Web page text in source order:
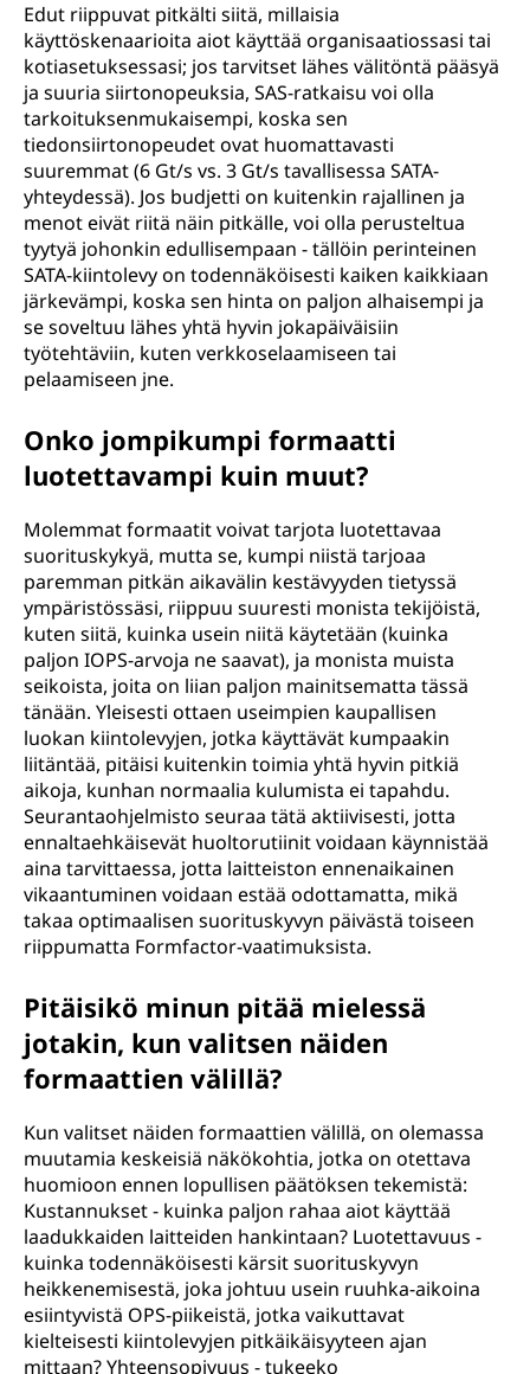
Edut riippuvat pitkälti siitä, millaisia
käyttöskenaarioita aiot käyttää organisaatiossasi tai
kotiasetuksessasi; jos tarvitset lähes välitöntä pääsyä
ja suuria siirtonopeuksia, SAS-ratkaisu voi olla
tarkoituksenmukaisempi, koska sen
tiedonsiirtonopeudet ovat huomattavasti
suuremmat (6 Gt/s vs. 3 Gt/s tavallisessa SATA-
yhteydessä). Jos budjetti on kuitenkin rajallinen ja
menot eivät riitä näin pitkälle, voi olla perusteltua
tyytyä johonkin edullisempaan - tällöin perinteinen
SATA-kiintolevy on todennäköisesti kaiken kaikkiaan
järkevämpi, koska sen hinta on paljon alhaisempi ja
se soveltuu lähes yhtä hyvin jokapäiväisiin
työtehtäviin, kuten verkkoselaamiseen tai
pelaamiseen jne.
Onko jompikumpi formaatti
luotettavampi kuin muut?
Molemmat formaatit voivat tarjota luotettavaa
suorituskykyä, mutta se, kumpi niistä tarjoaa
paremman pitkän aikavälin kestävyyden tietyssä
ympäristössäsi, riippuu suuresti monista tekijöistä,
kuten siitä, kuinka usein niitä käytetään (kuinka
paljon IOPS-arvoja ne saavat), ja monista muista
seikoista, joita on liian paljon mainitsematta tässä
tänään. Yleisesti ottaen useimpien kaupallisen
luokan kiintolevyjen, jotka käyttävät kumpaakin
liitäntää, pitäisi kuitenkin toimia yhtä hyvin pitkiä
aikoja, kunhan normaalia kulumista ei tapahdu.
Seurantaohjelmisto seuraa tätä aktiivisesti, jotta
ennaltaehkäisevät huoltorutiinit voidaan käynnistää
aina tarvittaessa, jotta laitteiston ennenaikainen
vikaantuminen voidaan estää odottamatta, mikä
takaa optimaalisen suorituskyvyn päivästä toiseen
riippumatta Formfactor-vaatimuksista.
Pitäisikö minun pitää mielessä
jotakin, kun valitsen näiden
formaattien välillä?
Kun valitset näiden formaattien välillä, on olemassa
muutamia keskeisiä näkökohtia, jotka on otettava
huomioon ennen lopullisen päätöksen tekemistä:
Kustannukset - kuinka paljon rahaa aiot käyttää
laadukkaiden laitteiden hankintaan? Luotettavuus -
kuinka todennäköisesti kärsit suorituskyvyn
heikkenemisestä, joka johtuu usein ruuhka-aikoina
esiintyvistä OPS-piikeistä, jotka vaikuttavat
kielteisesti kiintolevyjen pitkäikäisyyteen ajan
mittaan? Yhteensopivuus - tukeeko